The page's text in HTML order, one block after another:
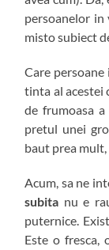
persoanelor in
misto subiect
Care
tinta al acestei
de frumoasa
pretul unei
baut prea mult,
Acum, sa ne
subita nu e
puternice.
Este o fresca,